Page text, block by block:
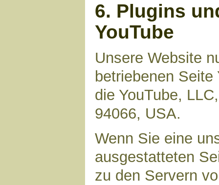
6. Plugins
YouTube
Unsere Website
betriebenen
die YouTube,
94066, USA.
Wenn Sie eine
ausgestatteten
zu den Servern